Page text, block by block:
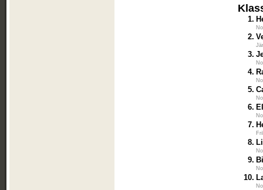
1.
2.
3.
4.
5.
6.
7.
8.
9.
10.